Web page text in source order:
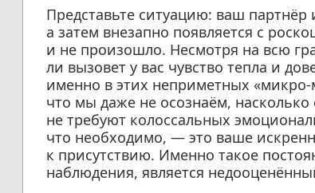
Представьте ситуацию: ваш партнёр
а затем внезапно появляется с
и не произошло. Несмотря на всю
ли вызовет у вас чувство тепла и
именно в этих неприметных
что мы даже не осознаём,
не требуют колоссальных
что необходимо, — это ваше
к присутствию. Именно такое
наблюдения, является